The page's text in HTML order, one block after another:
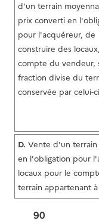
d'un terrain
prix converti en
pour l'acquéreur, de
construire des
compte du vendeur,
fraction divise du
conservée par celui-
D. Vente d'un
en l'obligation pour
locaux pour le
terrain appartenant
90